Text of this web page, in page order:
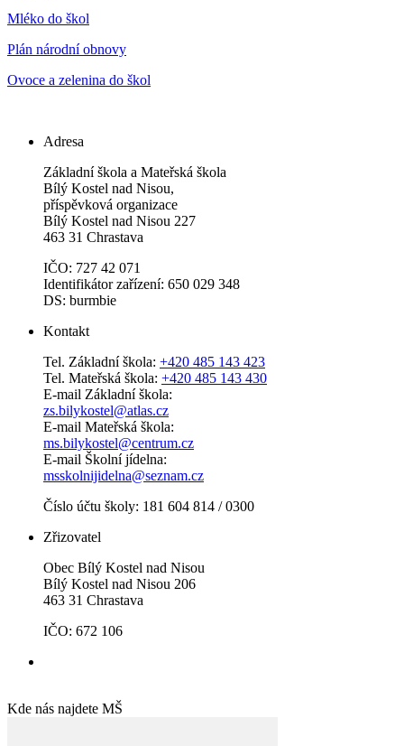
Mléko do škol
Plán národní obnovy
Ovoce a zelenina do škol
Adresa
Základní škola a Mateřská škola
Bílý Kostel nad Nisou,
příspěvková organizace
Bílý Kostel nad Nisou 227
463 31 Chrastava
IČO: 727 42 071
Identifikátor zařízení: 650 029 348
DS: burmbie
Kontakt
Tel. Základní škola: +420 485 143 423
Tel. Mateřská škola: +420 485 143 430
E-mail Základní škola:
zs.bilykostel@atlas.cz
E-mail Mateřská škola:
ms.bilykostel@centrum.cz
E-mail Školní jídelna:
msskolnijidelna@seznam.cz
Číslo účtu školy: 181 604 814 / 0300
Zřizovatel
Obec Bílý Kostel nad Nisou
Bílý Kostel nad Nisou 206
463 31 Chrastava
IČO: 672 106
Kde nás najdete MŠ